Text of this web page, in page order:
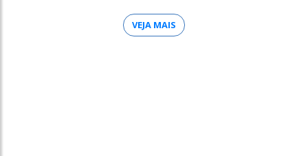
VEJA MAIS